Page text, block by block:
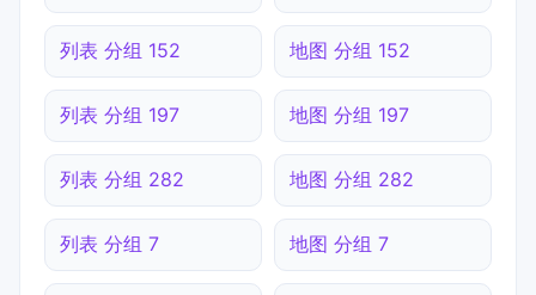
列表 分组 152 地图 分组 152
列表 分组 197 地图 分组 197
列表 分组 282 地图 分组 282
列表 分组 7 地图 分组 7